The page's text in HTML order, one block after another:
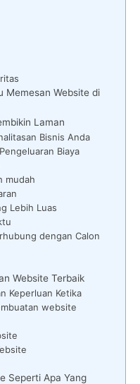
Memesan Website di
Laman
Bisnis Anda
Biaya
mudah
Lebih Luas
dengan Calon
Website Terbaik
Keperluan Ketika
website
Seperti Apa Yang